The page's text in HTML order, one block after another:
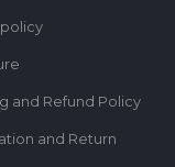
and Refund Policy
and Return